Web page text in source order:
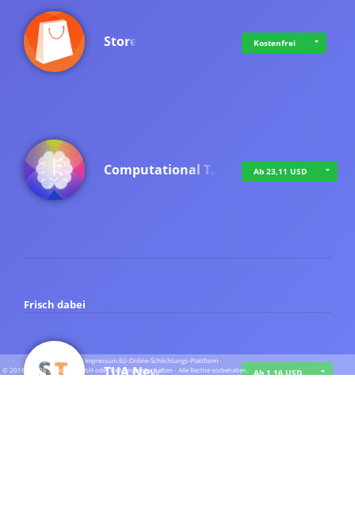
Store Kostenfrei
Computational T… Ab 23,11 USD
Frisch dabei
TUA News Ab 1,16 USD
· · ·Datenschutz · Impressum EU-Online-Schlichtungs-Plattform ·
© 2016 - 2026 SupraTix GmbH oder Partnergesellschaften - Alle Rechte vorbehalten.